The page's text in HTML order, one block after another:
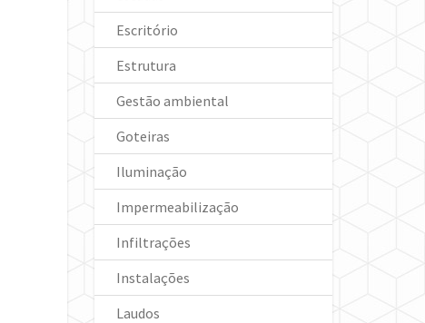
Escritório
Estrutura
Gestão ambiental
Goteiras
Iluminação
Impermeabilização
Infiltrações
Instalações
Laudos